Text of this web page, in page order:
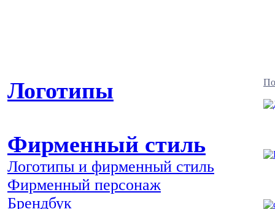
Логотипы
Фирменный стиль
Логотипы и фирменный стиль
Фирменный персонаж
Брендбук